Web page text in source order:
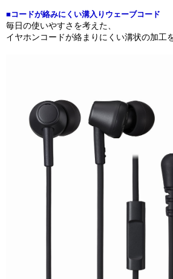
■コードが絡みにくい溝入りウェーブコード
毎日の使いやすさを考えた、
イヤホンコードが絡まりにくい溝状の加工